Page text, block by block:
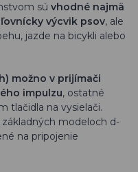
sú vhodné najmä
výcvik psov, ale
jazde na bicykli alebo
možno v prijímači
impulzu, ostatné
tlačidla na vysielači.
modeloch d-
na pripojenie